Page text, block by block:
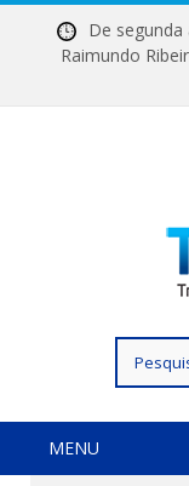
De
Raimundo
por:
MENU